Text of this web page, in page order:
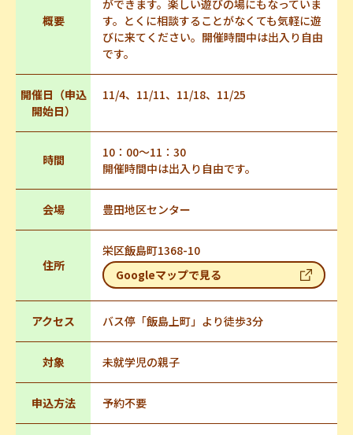
概要
ができます。楽しい遊びの場にもなっていま
す。とくに相談することがなくても気軽に遊
びに来てください。開催時間中は出入り自由
です。
開催日（申込
開始日）
11/4、11/11、11/18、11/25
時間
10：00～11：30
開催時間中は出入り自由です。
会場 豊田地区センター
住所
栄区飯島町1368-10
Googleマップで見る
アクセス バス停「飯島上町」より徒歩3分
対象 未就学児の親子
申込方法 予約不要